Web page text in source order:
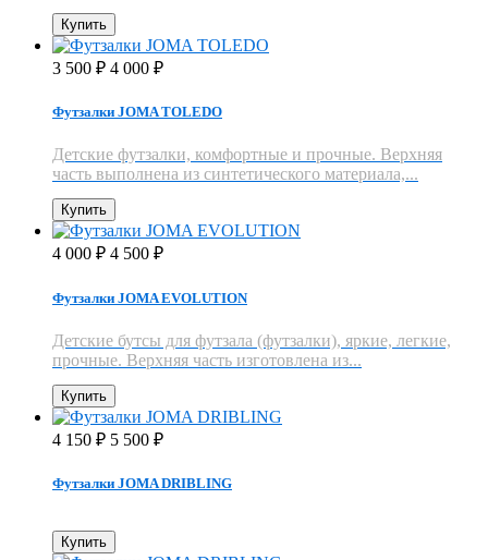
Купить
3 500 ₽ 4 000 ₽
Футзалки JOMA TOLEDO
Детские футзалки, комфортные и прочные. Верхняя
часть выполнена из синтетического материала,...
Купить
4 000 ₽ 4 500 ₽
Футзалки JOMA EVOLUTION
Детские бутсы для футзала (футзалки), яркие, легкие,
прочные. Верхняя часть изготовлена из...
Купить
4 150 ₽ 5 500 ₽
Футзалки JOMA DRIBLING
Купить